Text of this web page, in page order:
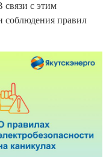
связи с этим
соблюдения правил